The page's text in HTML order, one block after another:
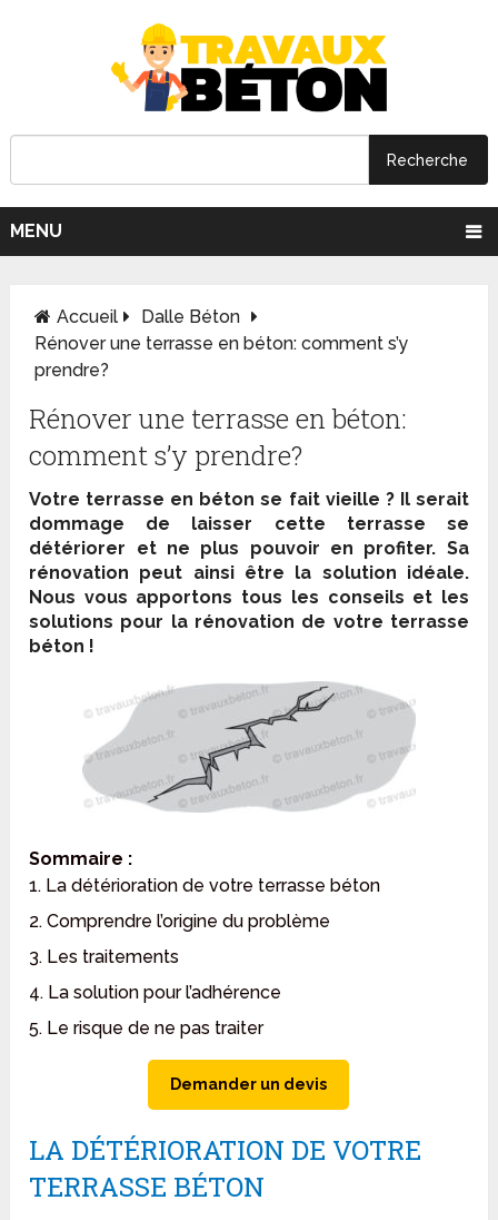
MENU
Accueil
Dalle Béton
Rénover une terrasse en béton: comment s’y
prendre?
Rénover une terrasse en béton:
comment s’y prendre?
Votre terrasse en béton se fait vieille ? Il serait
dommage de laisser cette terrasse se
détériorer et ne plus pouvoir en profiter. Sa
rénovation peut ainsi être la solution idéale.
Nous vous apportons tous les conseils et les
solutions pour la rénovation de votre terrasse
béton !
Sommaire :
1. La détérioration de votre terrasse béton
2. Comprendre l’origine du problème
3. Les traitements
4. La solution pour l’adhérence
5. Le risque de ne pas traiter
Demander un devis
LA DÉTÉRIORATION DE VOTRE
TERRASSE BÉTON